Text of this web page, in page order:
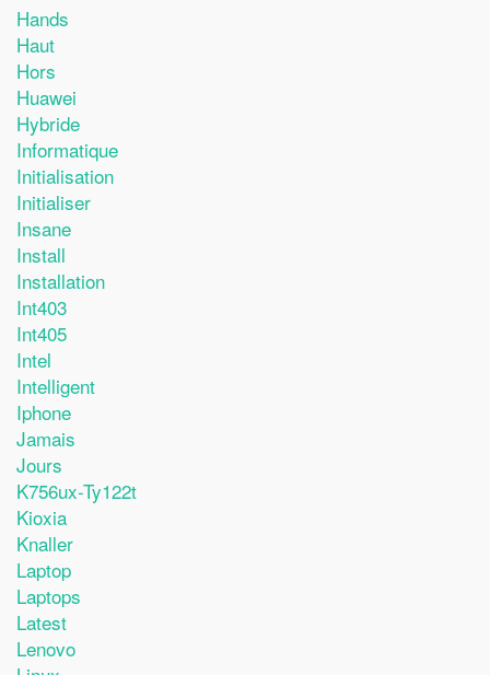
Hands
Haut
Hors
Huawei
Hybride
Informatique
Initialisation
Initialiser
Insane
Install
Installation
Int403
Int405
Intel
Intelligent
Iphone
Jamais
Jours
K756ux-Ty122t
Kioxia
Knaller
Laptop
Laptops
Latest
Lenovo